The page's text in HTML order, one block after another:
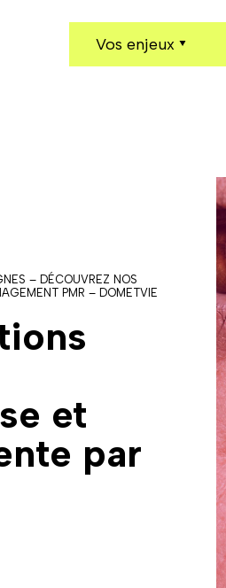
Vos enjeux
– DÉCOUVREZ NOS
PMR – DOMETVIE
et
par